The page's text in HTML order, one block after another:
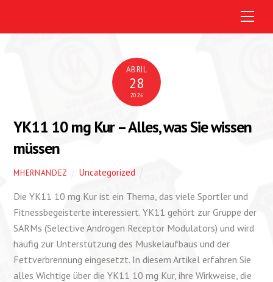
M
e
n
ABRIL
28
2026
YK11 10 mg Kur – Alles, was Sie wissen
müssen
MHERNANDEZ Uncategorized
Die YK11 10 mg Kur ist ein Thema, das viele Sportler und
Fitnessbegeisterte interessiert. YK11 gehört zur Gruppe der
SARMs (Selective Androgen Receptor Modulators) und wird
häufig zur Unterstützung des Muskelaufbaus und der
Fettverbrennung eingesetzt. In diesem Artikel erfahren Sie
alles Wichtige über die YK11 10 mg Kur, ihre Wirkweise, die